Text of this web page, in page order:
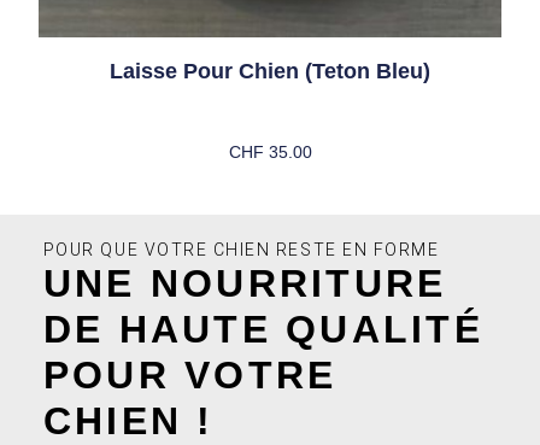
Laisse Pour Chien (teton Bleu)
CHF 35.00
POUR QUE VOTRE CHIEN RESTE EN FORME
UNE NOURRITURE
DE HAUTE QUALITÉ
POUR VOTRE
CHIEN !